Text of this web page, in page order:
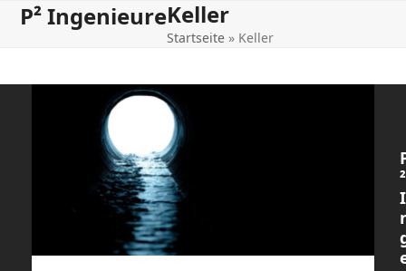
SkipP² Ingenieure
Open
Close
Keller
Startseite » Keller
²
I